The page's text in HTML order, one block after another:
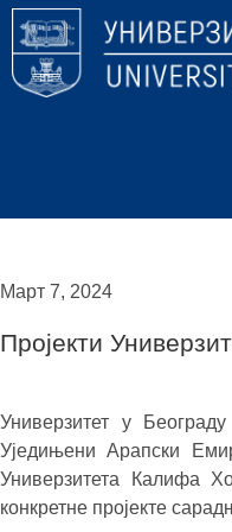
Март 7, 2024
Пројекти
Универзитет у
Уједињени Арапски
Универзитета Калифа
конкретне пројекте